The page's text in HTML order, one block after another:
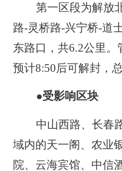
第一区段为解放
路-灵桥路-兴宁桥-道
东路口，共6.2公里。
预计8:50后可解封，
●受影响区块
中山西路、长春
域内的天一阁、农业
院、云海宾馆、中信